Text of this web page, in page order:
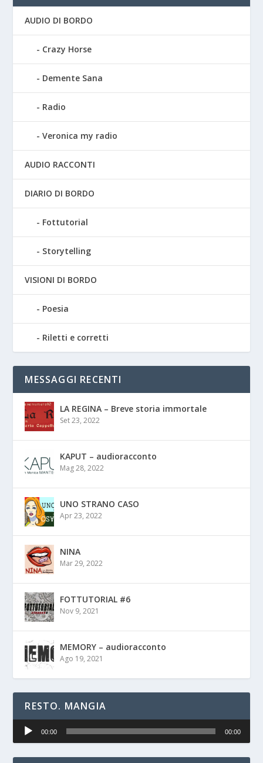
AUDIO DI BORDO
Crazy Horse
Demente Sana
Radio
Veronica my radio
AUDIO RACCONTI
DIARIO DI BORDO
Fottutorial
Storytelling
VISIONI DI BORDO
Poesia
Riletti e corretti
MESSAGGI RECENTI
LA REGINA – Breve storia immortale
Set 23, 2022
KAPUT – audioracconto
Mag 28, 2022
UNO STRANO CASO
Apr 23, 2022
NINA
Mar 29, 2022
FOTTUTORIAL #6
Nov 9, 2021
MEMORY – audioracconto
Ago 19, 2021
RESTO. MANGIA
Audio
Player
00:00 00:00